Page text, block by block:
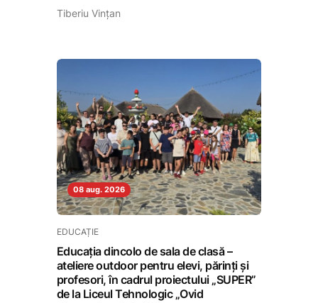
Tiberiu Vințan
08 aug. 2026
EDUCAȚIE
Educația dincolo de sala de clasă –
ateliere outdoor pentru elevi, părinți și
profesori, în cadrul proiectului „SUPER”
de la Liceul Tehnologic „Ovid